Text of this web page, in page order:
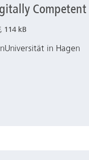
Educators
Competent
114 kB
in Hagen